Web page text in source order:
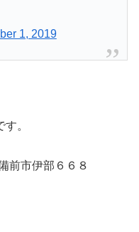
1, 2019
。
前市伊部６６８